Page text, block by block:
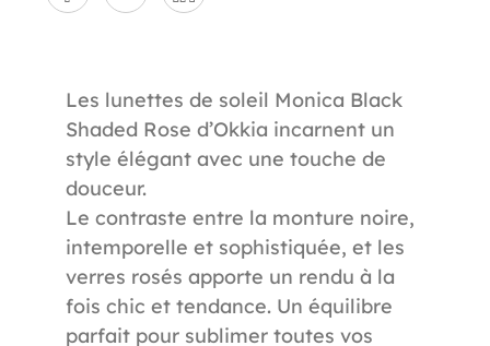
Les lunettes de soleil Monica Black
Shaded Rose d’Okkia incarnent un
style élégant avec une touche de
douceur.
Le contraste entre la monture noire,
intemporelle et sophistiquée, et les
verres rosés apporte un rendu à la
fois chic et tendance. Un équilibre
parfait pour sublimer toutes vos
Référence992